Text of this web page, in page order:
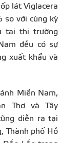
lát Viglacera
so với cùng kỳ
tại thị trường
đều có sự
xuất khẩu và
Miền Nam,
Thơ và Tây
diễn ra tại
Thành phố Hồ